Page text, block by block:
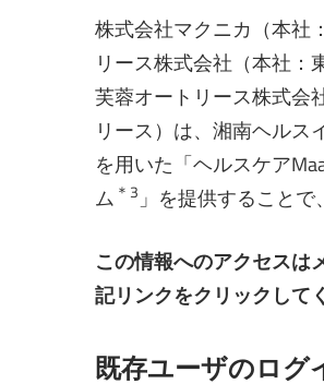
株式会社マクニカ（本社
リース株式会社（本社
芙蓉オートリース株式会
リース）は、湘南ヘル
を用いた「ヘルスケア
ム ＊3 」を提供することで
この情報へのアクセスは
記リンクをクリックして
既存ユーザのログ